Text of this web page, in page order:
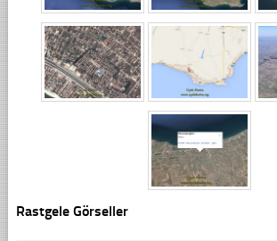
Rastgele Görseller